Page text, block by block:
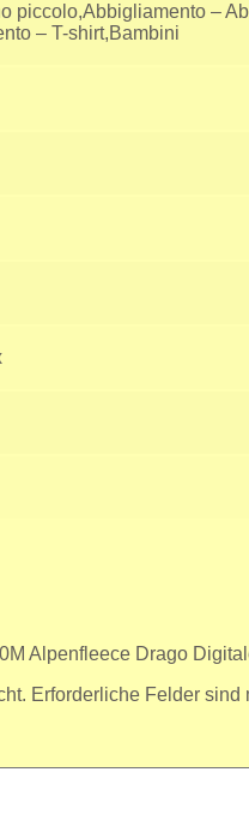
piccolo,Abbigliamento –
– T-shirt,Bambini
Alpenfleece Drago
Erforderliche Felder sind